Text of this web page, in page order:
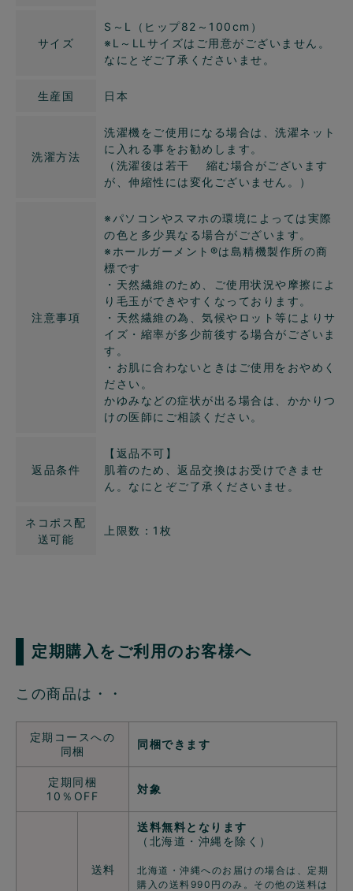
サイズ
S～L（ヒップ82～100cm）
※L～LLサイズはご用意がございません。
なにとぞご了承くださいませ。
生産国 日本
洗濯方法
洗濯機をご使用になる場合は、洗濯ネット
に入れる事をお勧めします。
（洗濯後は若干 縮む場合がございます
が、伸縮性には変化ございません。）
注意事項
※パソコンやスマホの環境によっては実際
の色と多少異なる場合がございます。
※ホールガーメント®️は島精機製作所の商
標です
・天然繊維のため、ご使用状況や摩擦によ
り毛玉ができやすくなっております。
・天然繊維の為、気候やロット等によりサ
イズ・縮率が多少前後する場合がございま
す。
・お肌に合わないときはご使用をおやめく
ださい。
かゆみなどの症状が出る場合は、かかりつ
けの医師にご相談ください。
返品条件
【返品不可】
肌着のため、返品交換はお受けできませ
ん。なにとぞご了承くださいませ。
ネコポス配
送可能
上限数：1枚
定期購入をご利用のお客様へ
この商品は・・
定期コースへの
同梱
同梱できます
定期同梱
10％OFF
対象
送料
送料無料となります
（北海道・沖縄を除く）
北海道・沖縄へのお届けの場合は、定期
購入の送料990円のみ。その他の送料は